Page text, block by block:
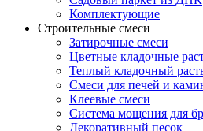
Комплектующие
Строительные смеси
Затирочные смеси
Цветные кладочные
Теплый кладочный
Смеси для печей и
Клеевые смеси
Система мощения для
Декоративный песок